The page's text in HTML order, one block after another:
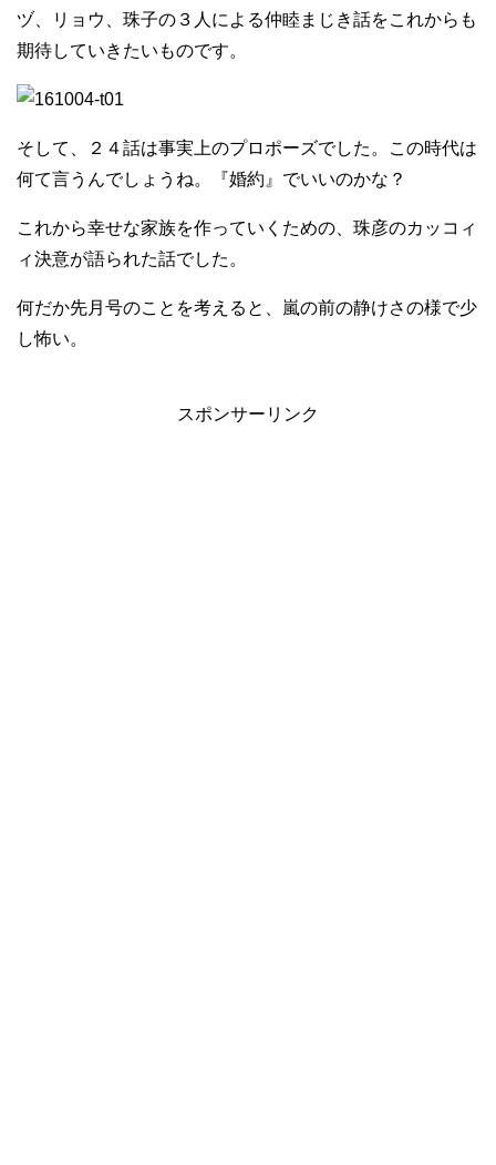
ヅ、リョウ、珠子の３人による仲睦まじき話をこれからも
期待していきたいものです。
そして、２４話は事実上のプロポーズでした。この時代は
何て言うんでしょうね。『婚約』でいいのかな？
これから幸せな家族を作っていくための、珠彦のカッコィ
ィ決意が語られた話でした。
何だか先月号のことを考えると、嵐の前の静けさの様で少
し怖い。
スポンサーリンク